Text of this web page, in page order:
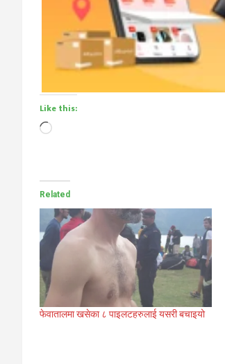
Like this:
Loading…
Related
फेवातालमा खसेका ८ पाइलटहरुलाई यसरी बचाइयो